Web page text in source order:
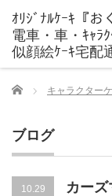
Home キャラクター
ブログ
10.29
カー